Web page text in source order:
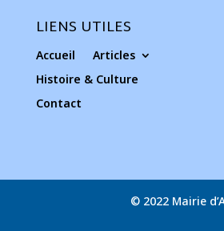
LIENS UTILES
Accueil
Articles
Histoire & Culture
Contact
© 2022 Mairie